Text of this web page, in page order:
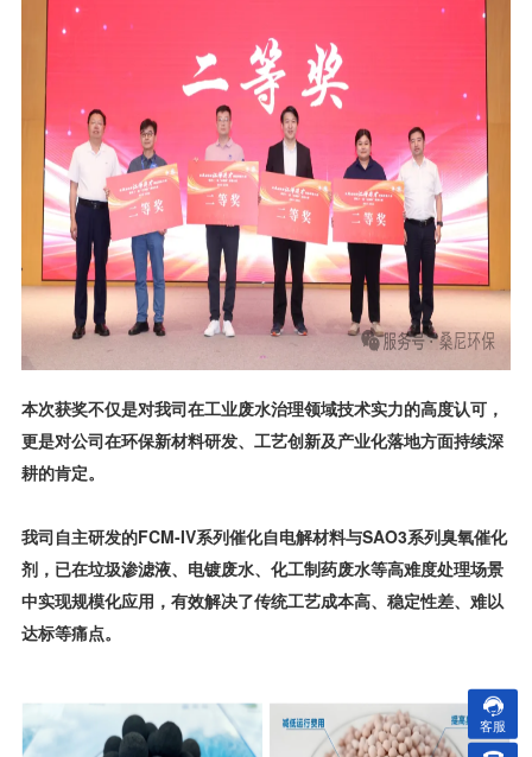
本次获奖不仅是对我司在工业废水治理领域技术实力的高度认可，
更是对公司在环保新材料研发、工艺创新及产业化落地方面持续深
耕的肯定。
我司自主研发的FCM-IV系列催化自电解材料与SAO3系列臭氧催化
剂，已在垃圾渗滤液、电镀废水、化工制药废水等高难度处理场景
中实现规模化应用，有效解决了传统工艺成本高、稳定性差、难以
达标等痛点。
客服